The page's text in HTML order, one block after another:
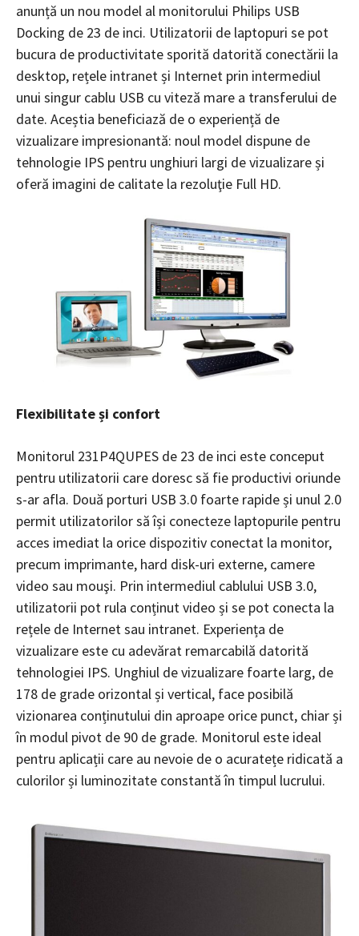
anunță un nou model al monitorului Philips USB
Docking de 23 de inci. Utilizatorii de laptopuri se pot
bucura de productivitate sporită datorită conectării la
desktop, rețele intranet și Internet prin intermediul
unui singur cablu USB cu viteză mare a transferului de
date. Aceștia beneficiază de o experiență de
vizualizare impresionantă: noul model dispune de
tehnologie IPS pentru unghiuri largi de vizualizare și
oferă imagini de calitate la rezoluţie Full HD.
Flexibilitate și confort
Monitorul 231P4QUPES de 23 de inci este conceput
pentru utilizatorii care doresc să fie productivi oriunde
s-ar afla. Două porturi USB 3.0 foarte rapide și unul 2.0
permit utilizatorilor să își conecteze laptopurile pentru
acces imediat la orice dispozitiv conectat la monitor,
precum imprimante, hard disk-uri externe, camere
video sau mouşi. Prin intermediul cablului USB 3.0,
utilizatorii pot rula conținut video și se pot conecta la
rețele de Internet sau intranet. Experiența de
vizualizare este cu adevărat remarcabilă datorită
tehnologiei IPS. Unghiul de vizualizare foarte larg, de
178 de grade orizontal și vertical, face posibilă
vizionarea conținutului din aproape orice punct, chiar și
în modul pivot de 90 de grade. Monitorul este ideal
pentru aplicații care au nevoie de o acuratețe ridicată a
culorilor și luminozitate constantă în timpul lucrului.